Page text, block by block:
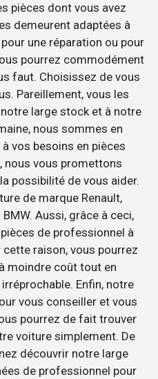
pièces dont vous avez
demeurent adaptées à
une réparation ou pour
pourrez commodément
faut. Choisissez de vous
Pareillement, vous les
large stock et à notre
nous sommes en
vos besoins en pièces
nous vous promettons
possibilité de vous aider.
de marque Renault,
Aussi, grâce à ceci,
de professionnel à
raison, vous pourrez
moindre coût tout en
Enfin, notre
vous conseiller et vous
pourrez de fait trouver
voiture simplement. De
découvrir notre large
de professionnel pour